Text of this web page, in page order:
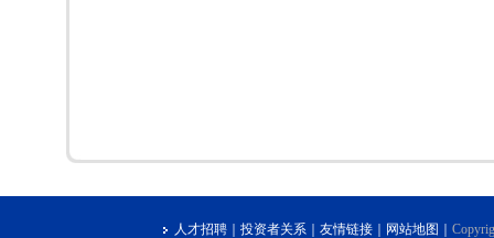
人才招聘｜ 投资者关系｜ 友情链接｜ 网站地图